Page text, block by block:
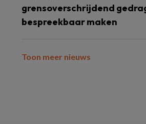
grensoverschrijdend
bespreekbaar maken
Toon meer nieuws